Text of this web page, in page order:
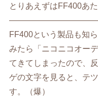
とりあえずはFF400あ
FF400という製品も知
みたら「ニコニコオー
てきてしまったので、
ゲの文字を見ると、テ
す。（爆）